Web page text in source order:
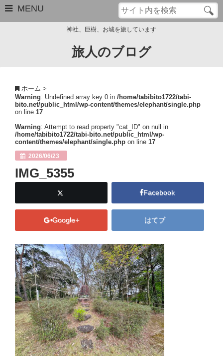
MENU
サイトマップ
Close
神社、巨樹、お城を旅しています
旅人のブログ
ホーム >
Warning: Undefined array key 0 in /home/tabibito1722/tabi-
bito.net/public_html/wp-content/themes/elephant/single.php
on line 17
Warning: Attempt to read property "cat_ID" on null in
/home/tabibito1722/tabi-bito.net/public_html/wp-
content/themes/elephant/single.php on line 17
2026/06/23
IMG_5355
Facebook
Google+ はてブ